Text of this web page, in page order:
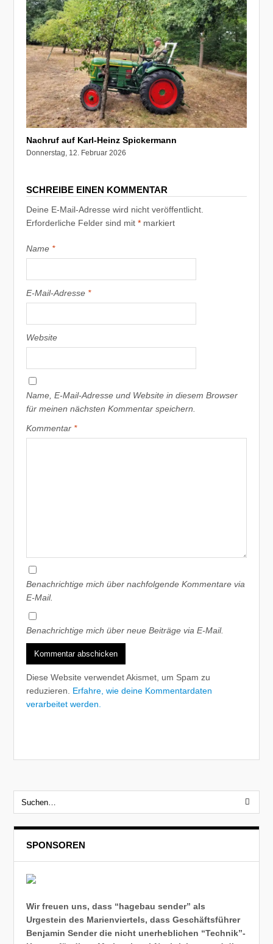
Nachruf auf Karl-Heinz Spickermann
Donnerstag, 12. Februar 2026
SCHREIBE EINEN KOMMENTAR
Deine E-Mail-Adresse wird nicht veröffentlicht.
Erforderliche Felder sind mit* markiert
Name *
E-Mail-Adresse *
Website
Name, E-Mail-Adresse und Website in diesem Browser
für meinen nächsten Kommentar speichern.
Kommentar *
Benachrichtige mich über nachfolgende Kommentare via
E-Mail.
Benachrichtige mich über neue Beiträge via E-Mail.
Diese Website verwendet Akismet, um Spam zu
reduzieren. Erfahre, wie deine Kommentardaten
verarbeitet werden.
SPONSOREN
Wir freuen uns, dass “hagebau sender” als
Urgestein des Marienviertels, dass Geschäftsführer
Benjamin Sender die nicht unerheblichen “Technik”-